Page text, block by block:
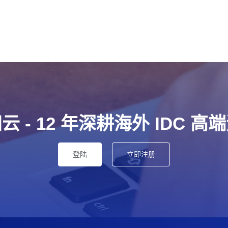
- 12 年深耕海外 IDC 高
登陆 立即注册